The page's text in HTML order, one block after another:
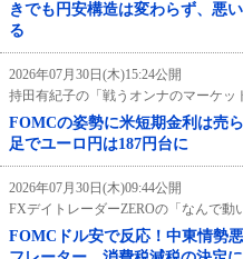
きでも円安構造は変わらず、悪
る
2026年07月30日(木)15:24公開
持田有紀子の「戦うオンナのマーケッ
FOMCの姿勢に米短期金利は売
足でユーロ円は187円台に
2026年07月30日(木)09:44公開
FXデイトレーダーZEROの「なんで動
FOMCドル安で反応！中東情勢